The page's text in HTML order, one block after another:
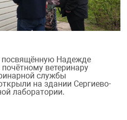
Надежде
ветеринару
службы
на здании Сергиево-
лаборатории.